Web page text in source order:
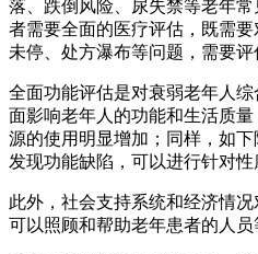
落、跌倒风险、尿失禁等老年
者需要全面的医疗评估，既需
未停、处方瀑布等问题，需要评
全面功能评估是对衰弱老年人
面影响老年人的功能和生活质
源的使用明显增加；同样，如
发现功能缺陷，可以进行针对
此外，社会支持系统和经济情
可以照顾和帮助老年患者的人